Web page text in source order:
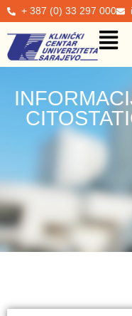
+ 387 (0) 33 297 000